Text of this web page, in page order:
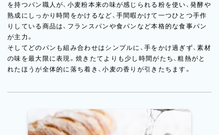
を持つパン職人が、小麦粉本来の味が感じられる粉を使い、発酵や
熟成にしっかり時間をかけるなど、手間暇かけて一つひとつ手作
りしている商品は、フランスパンや食パンなど本格的な食事パン
が主力。
そしてどのパンも組み合わせはシンプルに、手をかけ過ぎず、素材
の味を最大限に表現。焼きたてよりも少し時間がたち、粗熱がと
れたほうが全体的に落ち着き、小麦の香りが引きたちます。